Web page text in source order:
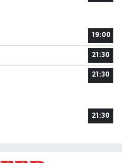
19:00
21:30
21:30
21:30